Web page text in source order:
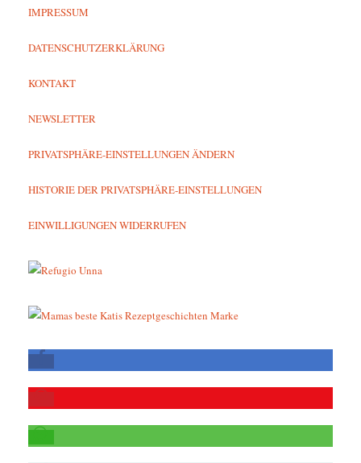
IMPRESSUM
DATENSCHUTZERKLÄRUNG
KONTAKT
NEWSLETTER
PRIVATSPHÄRE-EINSTELLUNGEN ÄNDERN
HISTORIE DER PRIVATSPHÄRE-EINSTELLUNGEN
EINWILLIGUNGEN WIDERRUFEN